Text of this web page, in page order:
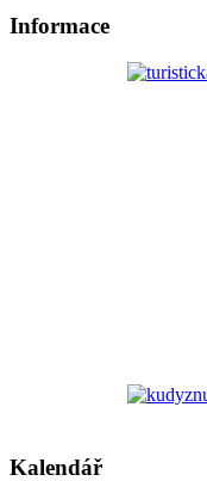
Informace
Kalendář